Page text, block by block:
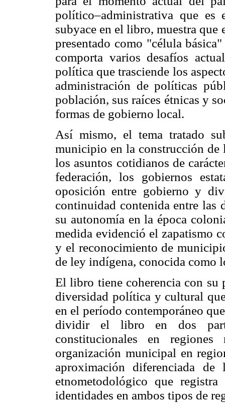
político–administrativa que
subyace en el libro, muestra que
presentado como "célula
comporta varios desafíos
política que trasciende los
administración de políticas
población, sus raíces étnicas y
formas de gobierno local.
Así mismo, el tema tratado
municipio en la construcción de
los asuntos cotidianos de
federación, los gobiernos
oposición entre gobierno y
continuidad contenida entre las
su autonomía en la época
medida evidenció el zapatismo
y el reconocimiento de
de ley indígena, conocida como
El libro tiene coherencia con su
diversidad política y cultural
en el período contemporáneo
dividir el libro en dos
constitucionales en
organización municipal en
aproximación diferenciada
etnometodológico que
identidades en ambos tipos de